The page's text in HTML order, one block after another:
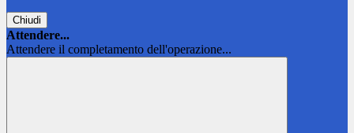
Chiudi
Attendere...
Attendere il completamento dell'operazione...